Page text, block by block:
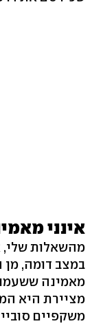
אינני
מהשאלות שלי,
במצב דומה, מן
מאמינה
מציירת היא
משקפיים